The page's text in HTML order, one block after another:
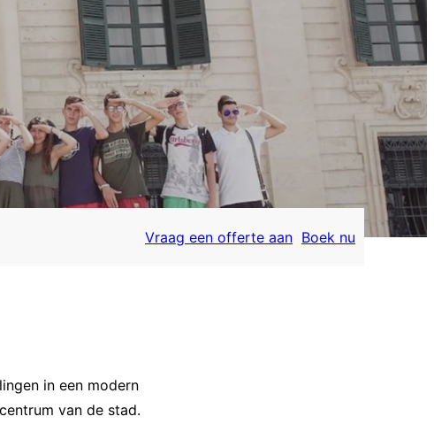
Vraag een offerte aan Boek nu
in een modern
van de stad.